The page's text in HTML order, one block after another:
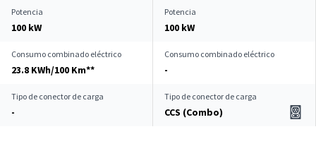
Potencia
100 kW
Potencia
100 kW
Consumo combinado eléctrico
23.8 KWh/100 Km**
Consumo combinado eléctrico
-
Tipo de conector de carga
-
Tipo de conector de carga
CCS (Combo)